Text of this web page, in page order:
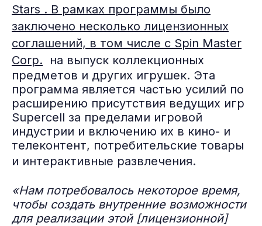
Stars . В рамках программы было
заключено несколько лицензионных
соглашений, в том числе с Spin Master
Corp. на выпуск коллекционных
предметов и других игрушек. Эта
программа является частью усилий по
расширению присутствия ведущих игр
Supercell за пределами игровой
индустрии и включению их в кино- и
телеконтент, потребительские товары
и интерактивные развлечения.
«Нам потребовалось некоторое время,
чтобы создать внутренние возможности
для реализации этой [лицензионной]